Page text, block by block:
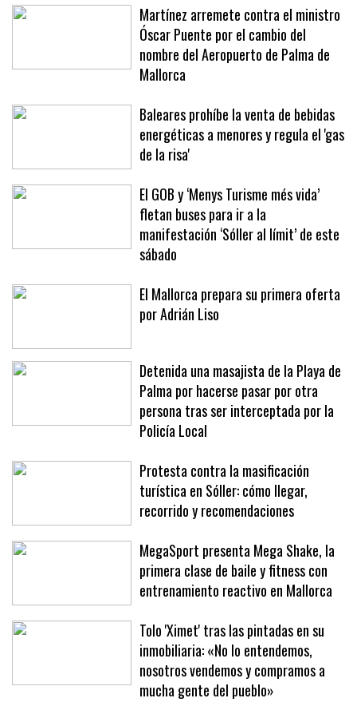
Martínez arremete contra el ministro
Óscar Puente por el cambio del
nombre del Aeropuerto de Palma de
Mallorca
Baleares prohíbe la venta de bebidas
energéticas a menores y regula el 'gas
de la risa'
El GOB y ‘Menys Turisme més vida’
fletan buses para ir a la
manifestación ‘Sóller al límit’ de este
sábado
El Mallorca prepara su primera oferta
por Adrián Liso
Detenida una masajista de la Playa de
Palma por hacerse pasar por otra
persona tras ser interceptada por la
Policía Local
Protesta contra la masificación
turística en Sóller: cómo llegar,
recorrido y recomendaciones
MegaSport presenta Mega Shake, la
primera clase de baile y fitness con
entrenamiento reactivo en Mallorca
Tolo 'Ximet' tras las pintadas en su
inmobiliaria: «No lo entendemos,
nosotros vendemos y compramos a
mucha gente del pueblo»